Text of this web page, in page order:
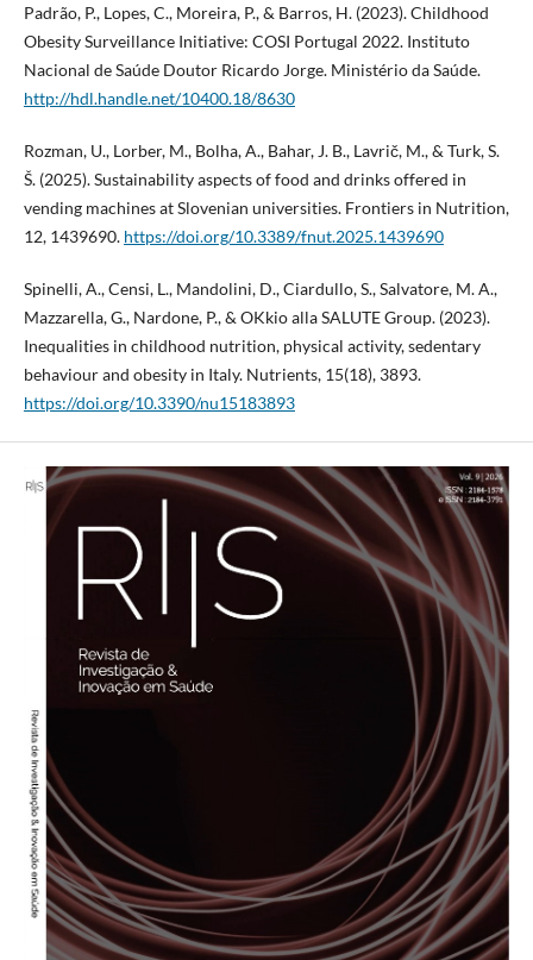
Padrão, P., Lopes, C., Moreira, P., & Barros, H. (2023). Childhood
Obesity Surveillance Initiative: COSI Portugal 2022. Instituto
Nacional de Saúde Doutor Ricardo Jorge. Ministério da Saúde.
http://hdl.handle.net/10400.18/8630
Rozman, U., Lorber, M., Bolha, A., Bahar, J. B., Lavrič, M., & Turk, S.
Š. (2025). Sustainability aspects of food and drinks offered in
vending machines at Slovenian universities. Frontiers in Nutrition,
12, 1439690. https://doi.org/10.3389/fnut.2025.1439690
Spinelli, A., Censi, L., Mandolini, D., Ciardullo, S., Salvatore, M. A.,
Mazzarella, G., Nardone, P., & OKkio alla SALUTE Group. (2023).
Inequalities in childhood nutrition, physical activity, sedentary
behaviour and obesity in Italy. Nutrients, 15(18), 3893.
https://doi.org/10.3390/nu15183893